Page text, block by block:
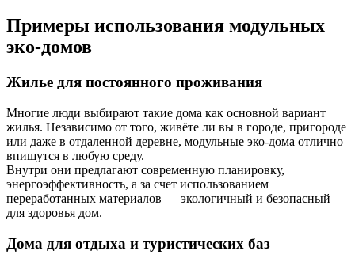
Примеры использования модульных
эко-домов
Жилье для постоянного проживания
Многие люди выбирают такие дома как основной вариант
жилья. Независимо от того, живёте ли вы в городе, пригороде
или даже в отдаленной деревне, модульные эко-дома отлично
впишутся в любую среду.
Внутри они предлагают современную планировку,
энергоэффективность, а за счет использованием
переработанных материалов — экологичный и безопасный
для здоровья дом.
Дома для отдыха и туристических баз